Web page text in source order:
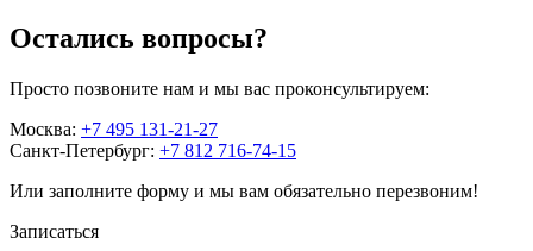
Остались вопросы?
Просто позвоните нам и мы вас проконсультируем:
Москва: +7 495 131-21-27
Санкт-Петербург: +7 812 716-74-15
Или заполните форму и мы вам обязательно перезвоним!
Записаться